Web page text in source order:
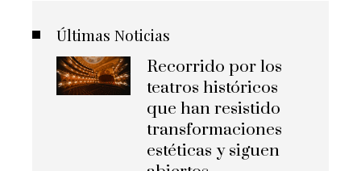
Últimas Noticias
Recorrido por los
teatros históricos
que han resistido
transformaciones
estéticas y siguen